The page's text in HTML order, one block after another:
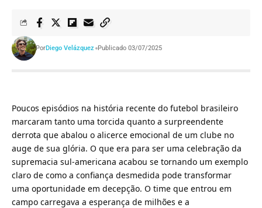
PorDiego Velázquez Publicado 03/07/2025
Poucos episódios na história recente do futebol brasileiro
marcaram tanto uma torcida quanto a surpreendente
derrota que abalou o alicerce emocional de um clube no
auge de sua glória. O que era para ser uma celebração da
supremacia sul-americana acabou se tornando um exemplo
claro de como a confiança desmedida pode transformar
uma oportunidade em decepção. O time que entrou em
campo carregava a esperança de milhões e a